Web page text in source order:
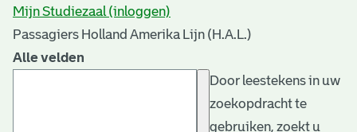
Mijn Studiezaal (inloggen)
Passagiers Holland Amerika Lijn (H.A.L.)
Alle velden
Door leestekens in uw
zoekopdracht te
gebruiken, zoekt u